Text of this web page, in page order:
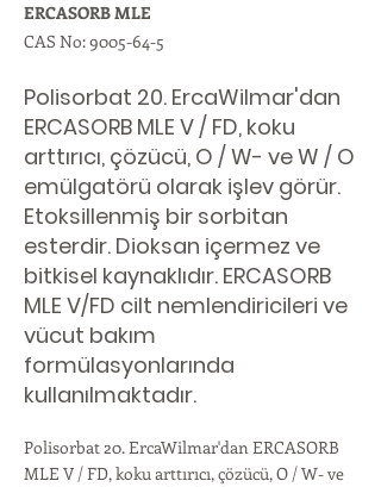
ERCASORB MLE
CAS No:9005-64-5
Polisorbat 20. ErcaWilmar'dan
ERCASORB MLE V / FD, koku
arttırıcı, çözücü, O / W- ve W / O
emülgatörü olarak işlev görür.
Etoksillenmiş bir sorbitan
esterdir. Dioksan içermez ve
bitkisel kaynaklıdır. ERCASORB
MLE V/FD cilt nemlendiricileri ve
vücut bakım
formülasyonlarında
kullanılmaktadır.
Polisorbat 20. ErcaWilmar'dan ERCASORB
MLE V / FD, koku arttırıcı, çözücü, O / W- ve